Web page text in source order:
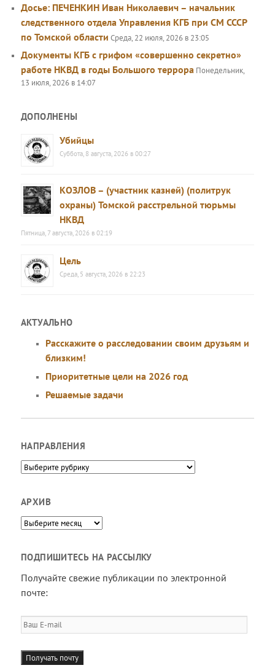
Досье: ПЕЧЕНКИН Иван Николаевич – начальник
следственного отдела Управления КГБ при СМ СССР
по Томской области Среда, 22 июля, 2026 в 23:05
Документы КГБ с грифом «совершенно секретно»
работе НКВД в годы Большого террора Понедельник,
13 июля, 2026 в 14:07
ДОПОЛНЕНЫ
Убийцы
Суббота, 8 августа, 2026 в 00:27
КОЗЛОВ – (участник казней) (политрук
охраны) Томской расстрельной тюрьмы
НКВД
Пятница, 7 августа, 2026 в 02:19
Цель
Среда, 5 августа, 2026 в 22:23
АКТУАЛЬНО
Расскажите о расследовании своим друзьям и
близким!
Приоритетные цели на 2026 год
Решаемые задачи
НАПРАВЛЕНИЯ
Направления
АРХИВ
Архив
ПОДПИШИТЕСЬ НА РАССЫЛКУ
Получайте свежие публикации по электронной
почте:
Ваш
E-
mail
Получать почту